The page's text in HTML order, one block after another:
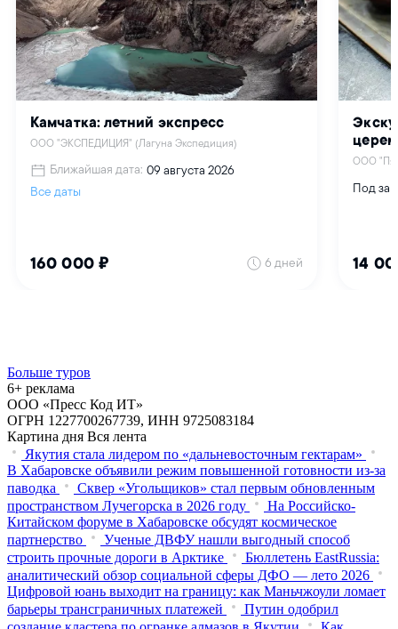
Больше туров
6+ реклама
ООО «Пресс Код ИТ»
ОГРН 1227700267739, ИНН 9725083184
Картина дня Вся лента
Якутия стала лидером по «дальневосточным гектарам»
В Хабаровске объявили режим повышенной готовности из‑за
паводка
Сквер «Угольщиков» стал первым обновленным
пространством Лучегорска в 2026 году
На Российско-
Китайском форуме в Хабаровске обсудят космическое
партнерство
Ученые ДВФУ нашли выгодный способ
строить прочные дороги в Арктике
Бюллетень EastRussia:
аналитический обзор социальной сферы ДФО — лето 2026
Цифровой юань выходит на границу: как Маньчжоули ломает
барьеры трансграничных платежей
Путин одобрил